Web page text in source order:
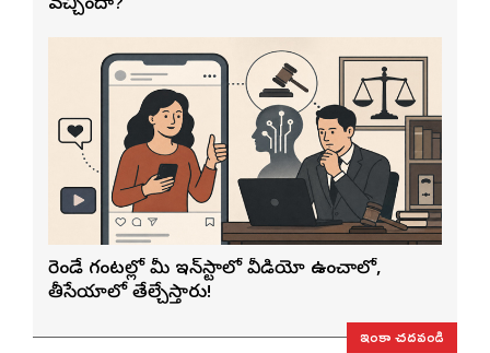
వచ్చిందా?
రెండే గంటల్లో మీ ఇన్‌స్టాలో వీడియో ఉంచాలో,
తీసేయాలో తేల్చేస్తారు!
ఇంకా చదవండి